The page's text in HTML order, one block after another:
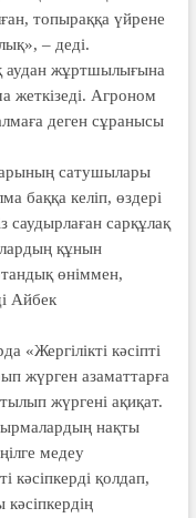
топыраққа үйрене
– деді.
аудан жұртшылығына
жеткізеді. Агроном
деген сұранысы
сатушылары
баққа келіп, өздері
саудырлаған сарқұлақ
құнын
өніммен,
Айбек
«Жергілікті кәсіпті
жүрген азаматтарға
жүргені ақиқат.
нақты
медеу
кәсіпкерді қолдап,
кәсіпкердің